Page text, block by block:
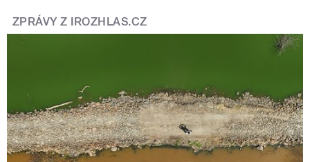
ZPRÁVY Z IROZHLAS.CZ